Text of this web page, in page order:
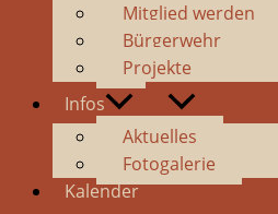
Mitglied werden
Bürgerwehr
Projekte
Infos
Aktuelles
Fotogalerie
Kalender